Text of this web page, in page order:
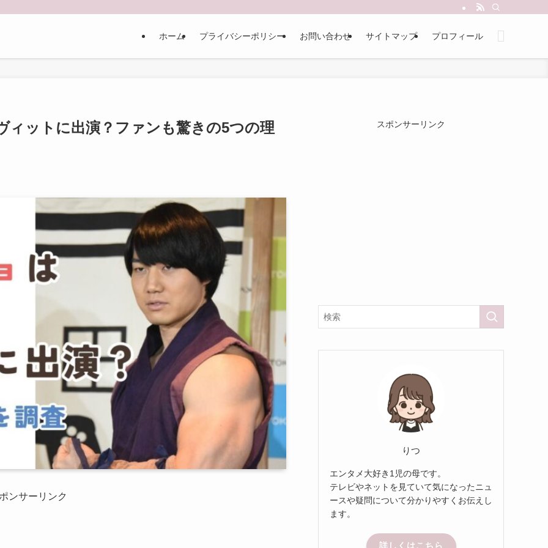
ホーム プライバシーポリシー お問い合わせ サイトマップ プロフィール
ィットに出演？ファンも驚きの5つの理
ンサーリンク
スポンサーリンク
りつ
エンタメ大好き1児の母です。
テレビやネットを見ていて気になったニュ
ースや疑問について分かりやすくお伝えし
ます。
詳しくはこちら